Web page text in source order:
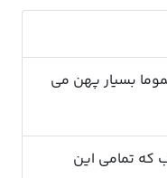
بسیار پهن می
که تمامی این